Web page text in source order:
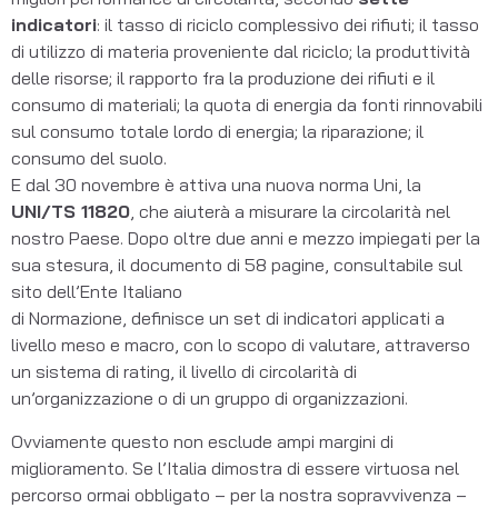
indicatori: il tasso di riciclo complessivo dei rifiuti; il tasso
di utilizzo di materia proveniente dal riciclo; la produttività
delle risorse; il rapporto fra la produzione dei rifiuti e il
consumo di materiali; la quota di energia da fonti rinnovabili
sul consumo totale lordo di energia; la riparazione; il
consumo del suolo.
E dal 30 novembre è attiva una nuova norma Uni, la
UNI/TS 11820, che aiuterà a misurare la circolarità nel
nostro Paese. Dopo oltre due anni e mezzo impiegati per la
sua stesura, il documento di 58 pagine, consultabile sul
sito dell’Ente Italiano
di Normazione, definisce un set di indicatori applicati a
livello meso e macro, con lo scopo di valutare, attraverso
un sistema di rating, il livello di circolarità di
un’organizzazione o di un gruppo di organizzazioni.
Ovviamente questo non esclude ampi margini di
miglioramento. Se l’Italia dimostra di essere virtuosa nel
percorso ormai obbligato – per la nostra sopravvivenza –